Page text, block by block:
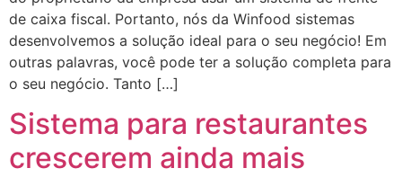
de caixa fiscal. Portanto, nós da Winfood sistemas
desenvolvemos a solução ideal para o seu negócio! Em
outras palavras, você pode ter a solução completa para
o seu negócio. Tanto […]
Sistema para restaurantes
crescerem ainda mais